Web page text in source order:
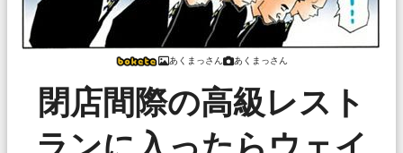
あくまっさん あくまっさん
閉店間際の高級レスト